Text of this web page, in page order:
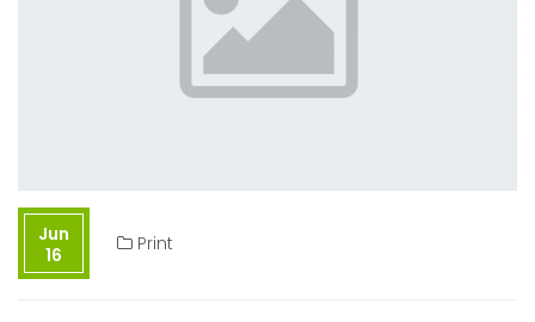
Jun
16
Print